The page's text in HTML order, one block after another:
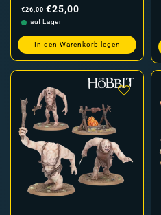
Preis
€26,00 €25,00
auf Lager
In den Warenkorb legen